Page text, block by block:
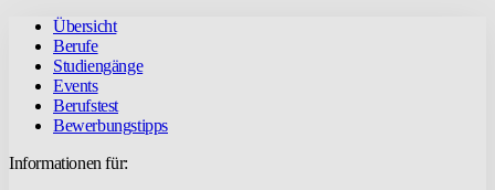
Übersicht
Berufe
Studiengänge
Events
Berufstest
Bewerbungstipps
Informationen für: